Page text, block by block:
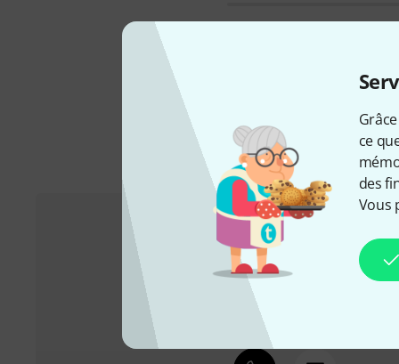
ce
des
Vous
Service Client France